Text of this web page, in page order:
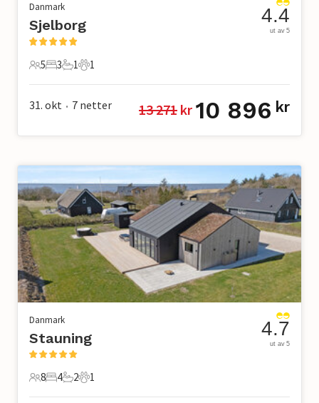
Danmark
Sjelborg
5 Gjester
5
3 Soverom
3
1 Bad
1
1 Kjæledyr
1
4.4
ut av 5
31. okt • 7 netter 13 271 kr 10 896 kr
Danmark
Stauning
8 Gjester
8
4 Soverom
4
2 Bad
2
1 Kjæledyr
1
4.7
ut av 5